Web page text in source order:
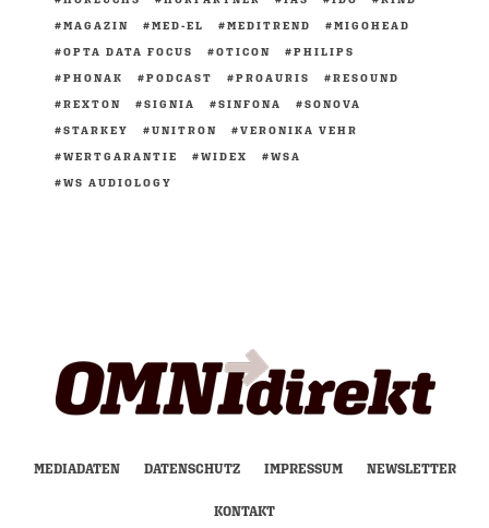
MAGAZIN
MED-EL MEDITREND
MIGOHEAD
OPTA DATA FOCUS
OTICON
PHILIPS
PHONAK
PODCAST PROAURIS
RESOUND
REXTON
SIGNIA SINFONA
SONOVA
STARKEY
UNITRON
VERONIKA VEHR
WERTGARANTIE
WIDEX
WSA
WS AUDIOLOGY
MEDIADATEN DATENSCHUTZ IMPRESSUM NEWSLETTER
KONTAKT